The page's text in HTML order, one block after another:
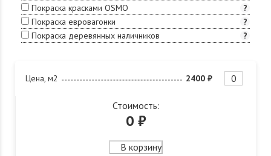
Цена, м2 2400 ₽
Стоимость:
0 ₽
В корзину
Покраска красками OSMO
?
Покраска евровагонки
?
Покраска деревянных наличников
?